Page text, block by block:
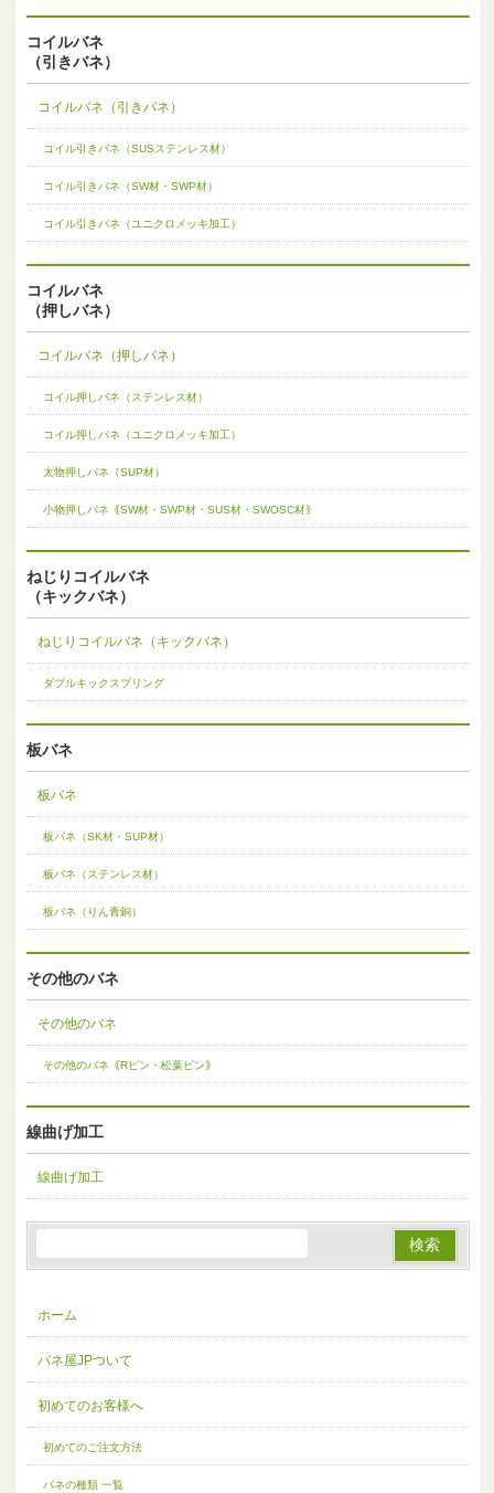
コイルバネ
（引きバネ）
コイルバネ（引きバネ）
コイル引きバネ（SUSステンレス材）
コイル引きバネ（SW材・SWP材）
コイル引きバネ（ユニクロメッキ加工）
コイルバネ
（押しバネ）
コイルバネ（押しバネ）
コイル押しバネ（ステンレス材）
コイル押しバネ（ユニクロメッキ加工）
太物押しバネ（SUP材）
小物押しバネ｟SW材・SWP材・SUS材・SWOSC材｠
ねじりコイルバネ
（キックバネ）
ねじりコイルバネ（キックバネ）
ダブルキックスプリング
板バネ
板バネ
板バネ（SK材・SUP材）
板バネ（ステンレス材）
板バネ（りん青銅）
その他のバネ
その他のバネ
その他のバネ｟Rピン・松葉ピン｠
線曲げ加工
線曲げ加工
ホーム
バネ屋JPついて
初めてのお客様へ
初めてのご注文方法
バネの種類 一覧